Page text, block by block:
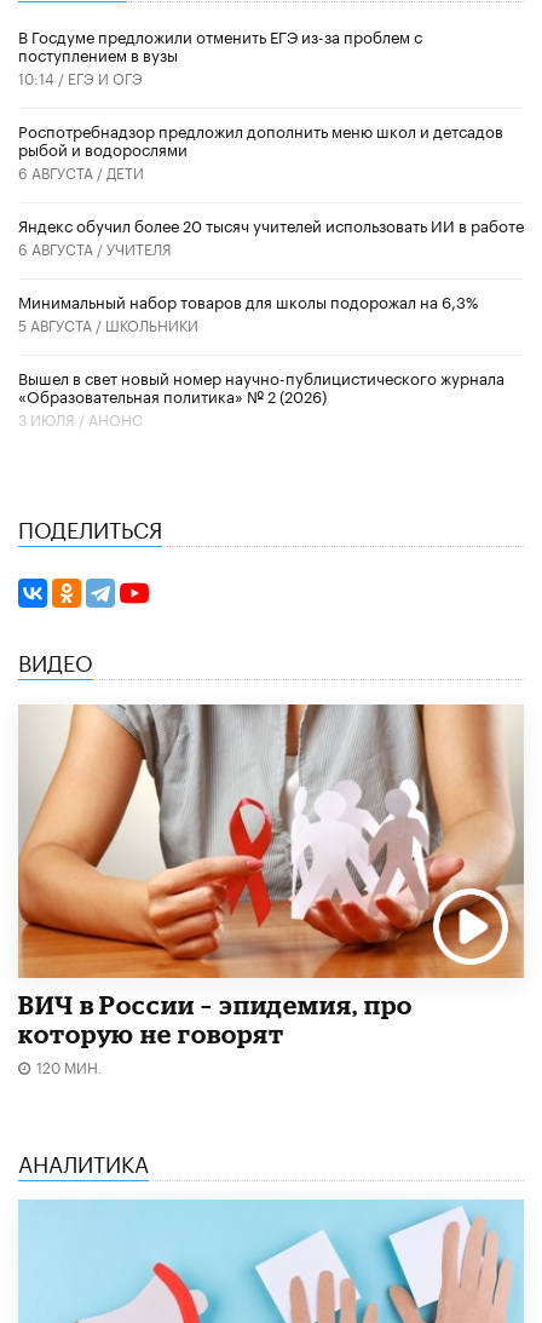
В Госдуме предложили отменить ЕГЭ из-за проблем с
поступлением в вузы
10:14 / ЕГЭ И ОГЭ
Роспотребнадзор предложил дополнить меню школ и детсадов
рыбой и водорослями
6 АВГУСТА / ДЕТИ
​Яндекс обучил более 20 тысяч учителей использовать ИИ в работе
6 АВГУСТА /УЧИТЕЛЯ
Минимальный набор товаров для школы подорожал на 6,3%
5 АВГУСТА / ШКОЛЬНИКИ
Вышел в свет новый номер научно-публицистического журнала
«Образовательная политика» № 2 (2026)
3 ИЮЛЯ / АНОНС
ПОДЕЛИТЬСЯ
ВИДЕО
ВИЧ в России – эпидемия, про
которую не говорят
120 МИН.
АНАЛИТИКА